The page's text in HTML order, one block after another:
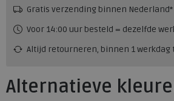
Gratis verzending binnen Nederland*
Voor 14:00 uur besteld = dezelfde
Altijd retourneren, binnen 1 werkdag
Alternatieve